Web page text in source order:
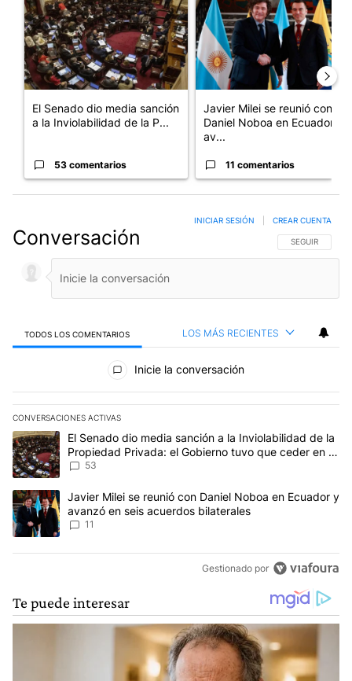
El Senado dio media sanción
a la Inviolabilidad de la P...
53 comentarios
Javier Milei se reunió con
Daniel Noboa en Ecuador y
av...
11 comentarios
Conversación SIGA ESTA
SEGUIR
INICIAR SESIÓN CREAR CUENTA
TODOS LOS COMENTARIOS LOS MÁS RECIENTES
Todos los comentarios
Inicie la conversación
CONVERSACIONES ACTIVAS
Este listado muestra los artículos con más comentarios en los
Un artículo de tendencia con el título "El Senado dio media
El Senado dio media sanción a la Inviolabilidad de la
Propiedad Privada: el Gobierno tuvo que ceder en la
Ley del Manejo del Fuego
53
Un artículo de tendencia con el título "Javier Milei se reunió con
Javier Milei se reunió con Daniel Noboa en Ecuador y
avanzó en seis acuerdos bilaterales
11
Gestionado por